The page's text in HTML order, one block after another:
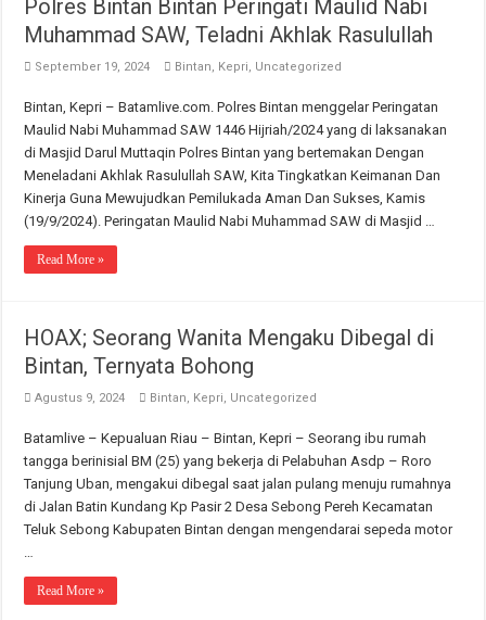
Polres Bintan Bintan Peringati Maulid Nabi
Muhammad SAW, Teladni Akhlak Rasulullah
September 19, 2024 Bintan Kepri Uncategorized
Bintan, Kepri – Batamlive.com. Polres Bintan menggelar Peringatan
Maulid Nabi Muhammad SAW 1446 Hijriah/2024 yang di laksanakan
di Masjid Darul Muttaqin Polres Bintan yang bertemakan Dengan
Meneladani Akhlak Rasulullah SAW, Kita Tingkatkan Keimanan Dan
Kinerja Guna Mewujudkan Pemilukada Aman Dan Sukses, Kamis
(19/9/2024). Peringatan Maulid Nabi Muhammad SAW di Masjid …
Read More »
HOAX; Seorang Wanita Mengaku Dibegal di
Bintan, Ternyata Bohong
Agustus 9, 2024 Bintan Kepri Uncategorized
Batamlive – Kepualuan Riau – Bintan, Kepri – Seorang ibu rumah
tangga berinisial BM (25) yang bekerja di Pelabuhan Asdp – Roro
Tanjung Uban, mengakui dibegal saat jalan pulang menuju rumahnya
di Jalan Batin Kundang Kp Pasir 2 Desa Sebong Pereh Kecamatan
Teluk Sebong Kabupaten Bintan dengan mengendarai sepeda motor
Read More »